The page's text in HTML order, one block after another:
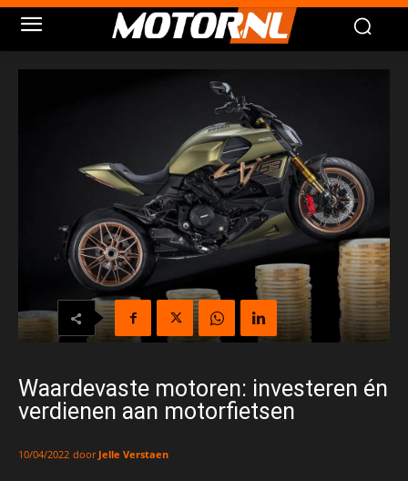
Waardevaste motoren: investeren én
verdienen aan motorfietsen
10/04/2022 door Jelle Verstaen